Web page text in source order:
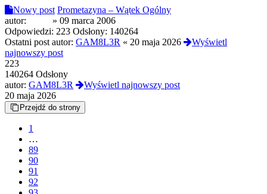
Nowy post Prometazyna – Wątek Ogólny
autor:
» 09 marca 2006
Odpowiedzi: 223 Odsłony: 140264
Ostatni post autor: GAM8L3R « 20 maja 2026
Wyświetl
najnowszy post
223
140264 Odsłony
autor: GAM8L3R
Wyświetl najnowszy post
20 maja 2026
Przejdź do strony
1
…
89
90
91
92